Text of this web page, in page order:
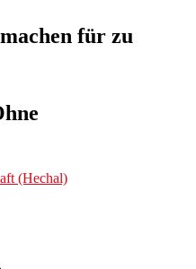
für zu
(Hechal)